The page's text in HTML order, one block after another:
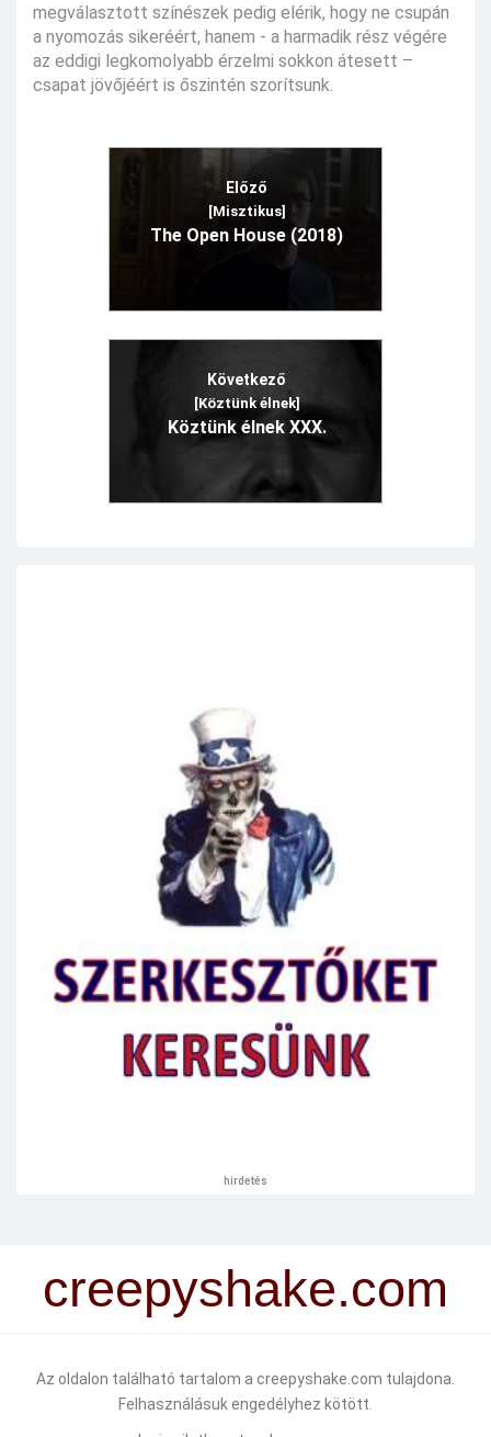
megválasztott színészek pedig elérik, hogy ne csupán
a nyomozás sikeréért, hanem - a harmadik rész végére
az eddigi legkomolyabb érzelmi sokkon átesett –
csapat jövőjéért is őszintén szorítsunk.
Előző
[Misztikus]
The Open House (2018)
Következő
[Köztünk élnek]
Köztünk élnek XXX.
hirdetés
creepyshake.com
Az oldalon található tartalom a creepyshake.com tulajdona.
Felhasználásuk engedélyhez kötött.